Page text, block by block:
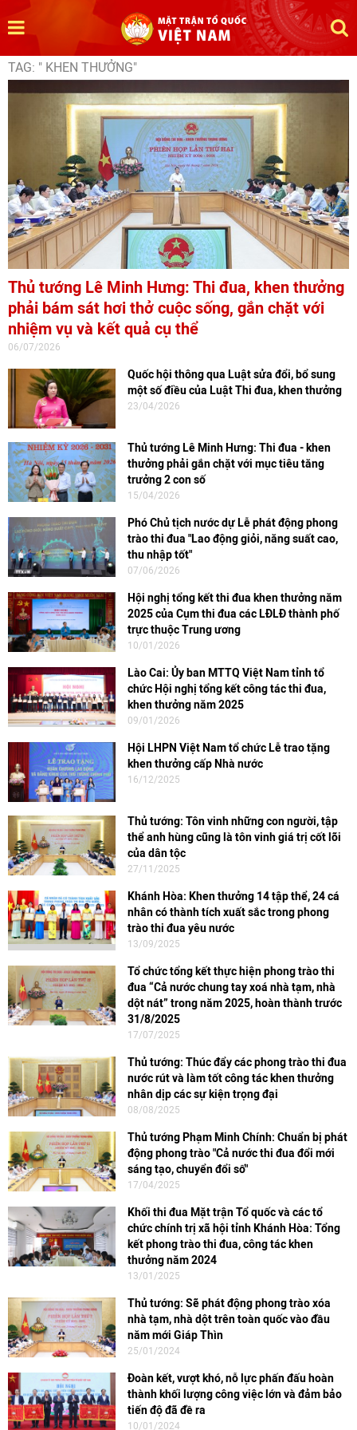
TAG: " KHEN THƯỞNG"
Thủ tướng Lê Minh Hưng: Thi đua, khen thưởng
phải bám sát hơi thở cuộc sống, gắn chặt với
nhiệm vụ và kết quả cụ thể
06/07/2026
Quốc hội thông qua Luật sửa đổi, bổ sung
một số điều của Luật Thi đua, khen thưởng
23/04/2026
Thủ tướng Lê Minh Hưng: Thi đua - khen
thưởng phải gắn chặt với mục tiêu tăng
trưởng 2 con số
15/04/2026
Phó Chủ tịch nước dự Lễ phát động phong
trào thi đua "Lao động giỏi, năng suất cao,
thu nhập tốt"
07/06/2026
Hội nghị tổng kết thi đua khen thưởng năm
2025 của Cụm thi đua các LĐLĐ thành phố
trực thuộc Trung ương
10/01/2026
Lào Cai: Ủy ban MTTQ Việt Nam tỉnh tổ
chức Hội nghị tổng kết công tác thi đua,
khen thưởng năm 2025
09/01/2026
Hội LHPN Việt Nam tổ chức Lễ trao tặng
khen thưởng cấp Nhà nước
16/12/2025
Thủ tướng: Tôn vinh những con người, tập
thể anh hùng cũng là tôn vinh giá trị cốt lõi
của dân tộc
27/11/2025
Khánh Hòa: Khen thưởng 14 tập thể, 24 cá
nhân có thành tích xuất sắc trong phong
trào thi đua yêu nước
13/09/2025
Tổ chức tổng kết thực hiện phong trào thi
đua “Cả nước chung tay xoá nhà tạm, nhà
dột nát” trong năm 2025, hoàn thành trước
31/8/2025
17/07/2025
Thủ tướng: Thúc đẩy các phong trào thi đua
nước rút và làm tốt công tác khen thưởng
nhân dịp các sự kiện trọng đại
08/08/2025
Thủ tướng Phạm Minh Chính: Chuẩn bị phát
động phong trào "Cả nước thi đua đổi mới
sáng tạo, chuyển đổi số"
17/04/2025
Khối thi đua Mặt trận Tổ quốc và các tổ
chức chính trị xã hội tỉnh Khánh Hòa: Tổng
kết phong trào thi đua, công tác khen
thưởng năm 2024
13/01/2025
Thủ tướng: Sẽ phát động phong trào xóa
nhà tạm, nhà dột trên toàn quốc vào đầu
năm mới Giáp Thìn
25/01/2024
Đoàn kết, vượt khó, nỗ lực phấn đấu hoàn
thành khối lượng công việc lớn và đảm bảo
tiến độ đã đề ra
10/01/2024